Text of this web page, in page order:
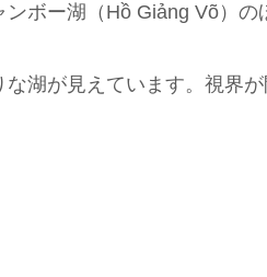
ボー湖（Hồ Giảng Võ）の
な湖が見えています。視界